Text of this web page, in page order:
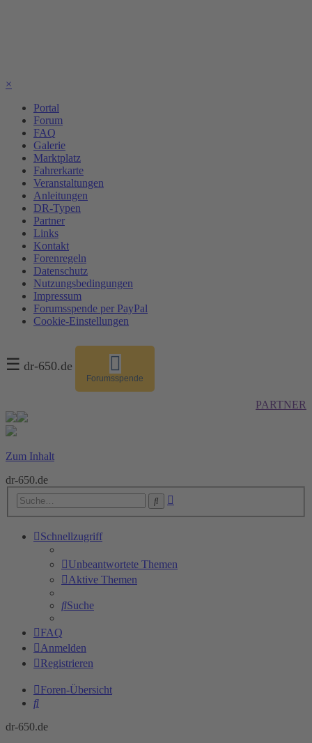
×
Portal
Forum
FAQ
Galerie
Marktplatz
Fahrerkarte
Veranstaltungen
Anleitungen
DR-Typen
Partner
Links
Kontakt
Forenregeln
Datenschutz
Nutzungsbedingungen
Impressum
Forumsspende per PayPal
Cookie-Einstellungen
☰ dr-650.de
Forumsspende
PARTNER
Zum Inhalt
dr-650.de
Suche
Schnellzugriff
Unbeantwortete Themen
Aktive Themen
Suche
FAQ
Anmelden
Registrieren
Foren-Übersicht
Suche
dr-650.de